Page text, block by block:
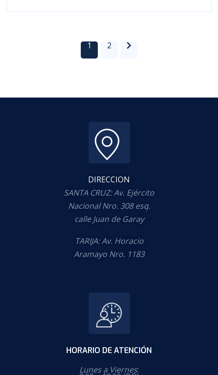
1 2
DIRECCION
SANTA CRUZ: Av. Ejército
Nacional Nro. 308 esq.
calle Juan de Garay
TARIJA: Av. Horacio
Aramayo Nro. 1183
HORARIO DE ATENCIÓN
Lunes a Viernes: